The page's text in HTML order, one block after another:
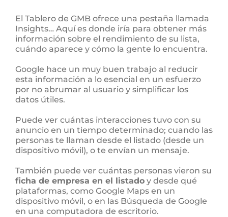
El Tablero de GMB ofrece una pestaña llamada
Insights… Aquí es donde iría para obtener más
información sobre el rendimiento de su lista,
cuándo aparece y cómo la gente lo encuentra.
Google hace un muy buen trabajo al reducir
esta información a lo esencial en un esfuerzo
por no abrumar al usuario y simplificar los
datos útiles.
Puede ver cuántas interacciones tuvo con su
anuncio en un tiempo determinado; cuando las
personas te llaman desde el listado (desde un
dispositivo móvil), o te envían un mensaje.
También puede ver cuántas personas vieron su
ficha de empresa en el listado y desde qué
plataformas, como Google Maps en un
dispositivo móvil, o en las Búsqueda de Google
en una computadora de escritorio.